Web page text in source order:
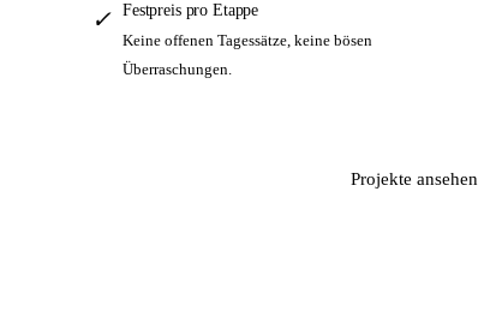
✓
Festpreis pro Etappe
Keine offenen Tagessätze, keine bösen
Überraschungen.
Projekte ansehen